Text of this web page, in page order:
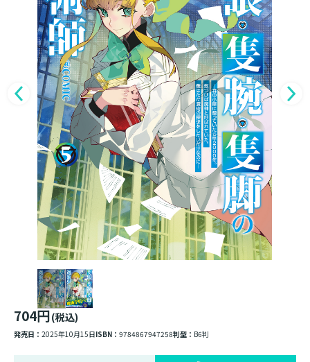
704円(税込)
発売日： 2025年10月15日ISBN： 9784867947258判型： B6判